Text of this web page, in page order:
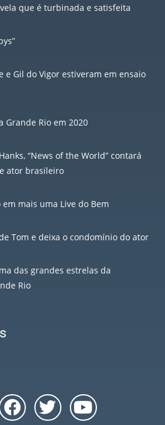
que é turbinada e satisfeita
e Gil do Vigor estiveram em ensaio
Grande Rio em 2020
“News of the World” contará
ator brasileiro
em mais uma Live do Bem
Tom e deixa o condomínio do ator
das grandes estrelas da
Rio